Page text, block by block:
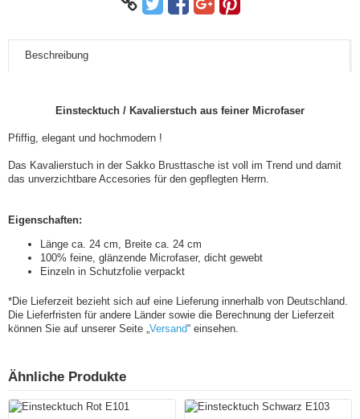
Beschreibung
Einstecktuch / Kavalierstuch aus feiner Microfaser
Pfiffig, elegant und hochmodern !
Das Kavalierstuch in der Sakko Brusttasche ist voll im Trend und damit
das unverzichtbare Accesories für den gepflegten Herrn.
Eigenschaften:
Länge ca. 24 cm, Breite ca. 24 cm
100% feine, glänzende Microfaser, dicht gewebt
Einzeln in Schutzfolie verpackt
*Die Lieferzeit bezieht sich auf eine Lieferung innerhalb von Deutschland.
Die Lieferfristen für andere Länder sowie die Berechnung der Lieferzeit
können Sie auf unserer Seite „Versand“ einsehen.
Ähnliche Produkte